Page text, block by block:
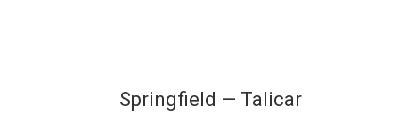
Springfield — Talicar